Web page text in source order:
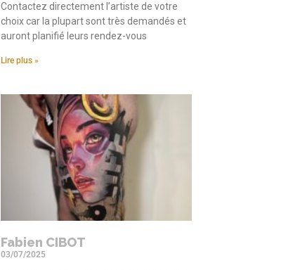
Contactez directement l’artiste de votre
choix car la plupart sont très demandés et
auront planifié leurs rendez-vous
Lire plus »
Fabien CIBOT
03/07/2025